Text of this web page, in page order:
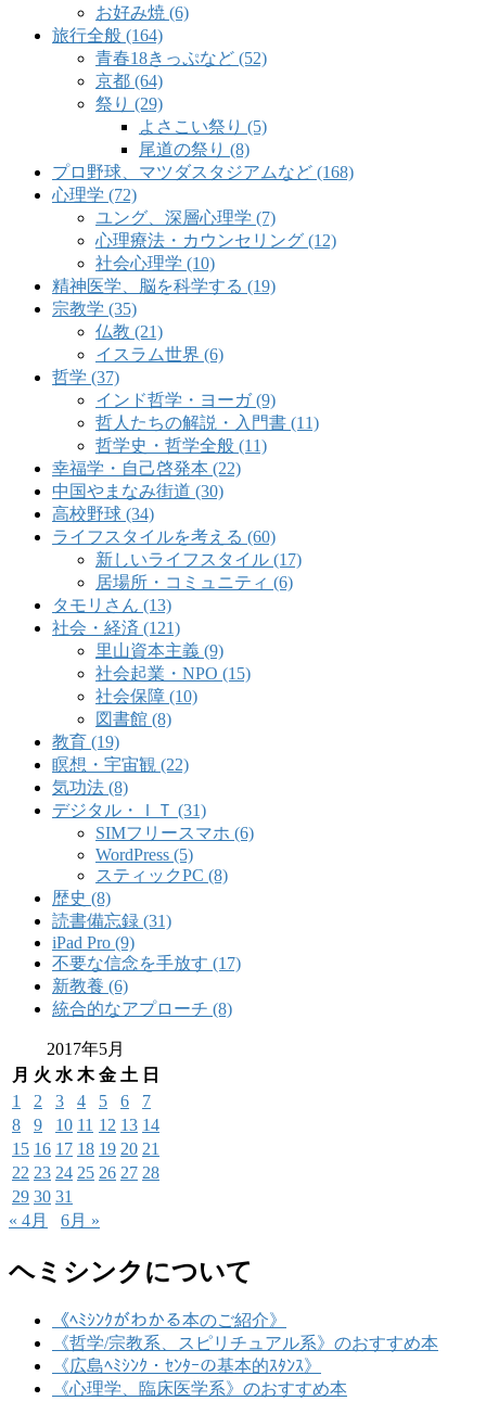
お好み焼 (6)
旅行全般 (164)
青春18きっぷなど (52)
京都 (64)
祭り (29)
よさこい祭り (5)
尾道の祭り (8)
プロ野球、マツダスタジアムなど (168)
心理学 (72)
ユング、深層心理学 (7)
心理療法・カウンセリング (12)
社会心理学 (10)
精神医学、脳を科学する (19)
宗教学 (35)
仏教 (21)
イスラム世界 (6)
哲学 (37)
インド哲学・ヨーガ (9)
哲人たちの解説・入門書 (11)
哲学史・哲学全般 (11)
幸福学・自己啓発本 (22)
中国やまなみ街道 (30)
高校野球 (34)
ライフスタイルを考える (60)
新しいライフスタイル (17)
居場所・コミュニティ (6)
タモリさん (13)
社会・経済 (121)
里山資本主義 (9)
社会起業・NPO (15)
社会保障 (10)
図書館 (8)
教育 (19)
瞑想・宇宙観 (22)
気功法 (8)
デジタル・ＩＴ (31)
SIMフリースマホ (6)
WordPress (5)
スティックPC (8)
歴史 (8)
読書備忘録 (31)
iPad Pro (9)
不要な信念を手放す (17)
新教養 (6)
統合的なアプローチ (8)
2017年5月
月 火 水 木 金 土 日
1
2 3 4 5 6
7
8
9 10 11 12 13 14
15 16 17 18 19 20 21
22 23 24 25 26 27 28
29 30 31
« 4月
6月 »
ヘミシンクについて
《ﾍﾐｼﾝｸがわかる本のご紹介》
《哲学/宗教系、スピリチュアル系》のおすすめ本
《広島ﾍﾐｼﾝｸ・ｾﾝﾀｰの基本的ｽﾀﾝｽ》
《心理学、臨床医学系》のおすすめ本